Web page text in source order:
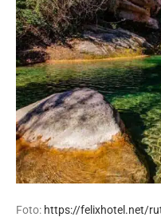
Foto: https://felixhotel.net/